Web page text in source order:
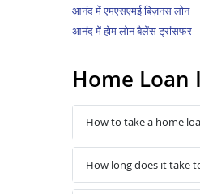
आनंद में एमएसएमई बिज़नस लोन
आनंद में होम लोन बैलेंस ट्रांसफर
Home Loan
How to take a home
How long does it take